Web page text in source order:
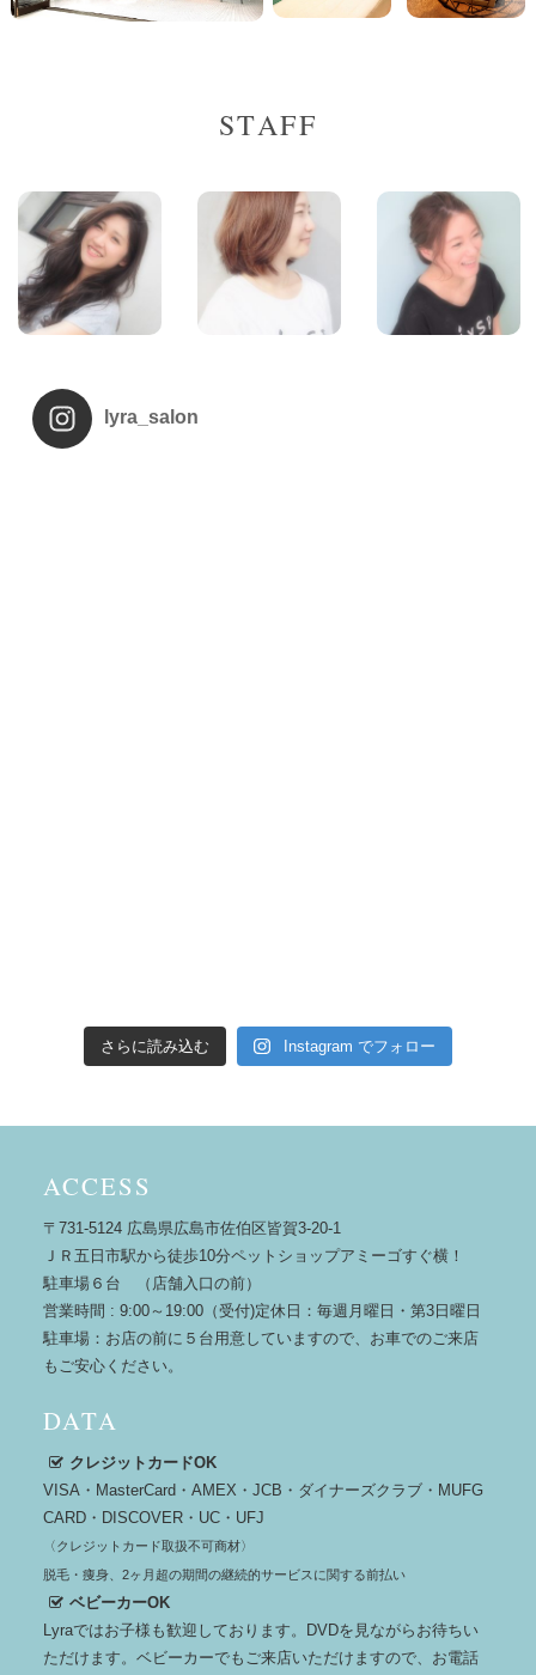
STAFF
lyra_salon
さらに読み込む Instagram でフォロー
ACCESS
〒731-5124 広島県広島市佐伯区皆賀3-20-1
ＪＲ五日市駅から徒歩10分ペットショップアミーゴすぐ横！
駐車場６台 （店舗入口の前）
営業時間 : 9:00～19:00（受付)定休日：毎週月曜日・第3日曜日
駐車場：お店の前に５台用意していますので、お車でのご来店
もご安心ください。
DATA
クレジットカードOK
VISA・MasterCard・AMEX・JCB・ダイナーズクラブ・MUFG
CARD・DISCOVER・UC・UFJ
〈クレジットカード取扱不可商材〉
脱毛・痩身、2ヶ月超の期間の継続的サービスに関する前払い
ベビーカーOK
Lyraではお子様も歓迎しております。DVDを見ながらお待ちい
ただけます。ベビーカーでもご来店いただけますので、お電話